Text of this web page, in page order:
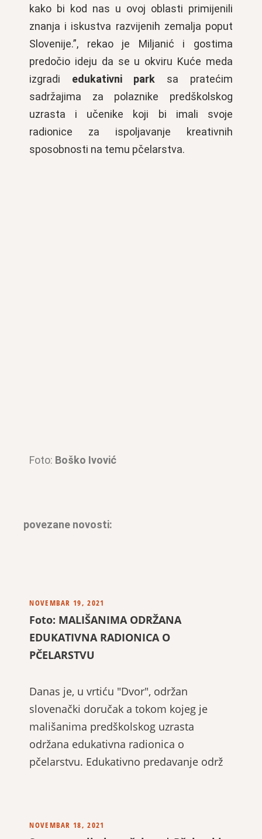
kako bi kod nas u ovoj oblasti primijenili
znanja i iskustva razvijenih zemalja poput
Slovenije.”, rekao je Miljanić i gostima
predočio ideju da se u okviru Kuće meda
izgradi edukativni park sa pratećim
sadržajima za polaznike predškolskog
uzrasta i učenike koji bi imali svoje
radionice za ispoljavanje kreativnih
sposobnosti na temu pčelarstva.
Foto: Boško Ivović
povezane novosti:
NOVEMBAR 19, 2021
Foto: MALIŠANIMA ODRŽANA
EDUKATIVNA RADIONICA O
PČELARSTVU
Danas je, u vrtiću "Dvor", održan
slovenački doručak a tokom kojeg je
mališanima predškolskog uzrasta
održana edukativna radionica o
pčelarstvu. Edukativno predavanje održ
NOVEMBAR 18, 2021